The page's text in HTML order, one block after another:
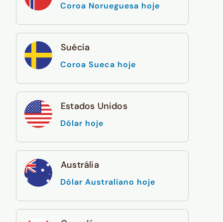
Coroa Norueguesa hoje
Suécia
Coroa Sueca hoje
Estados Unidos
Dólar hoje
Austrália
Dólar Australiano hoje